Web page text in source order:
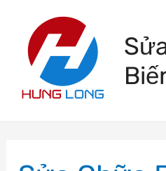
content